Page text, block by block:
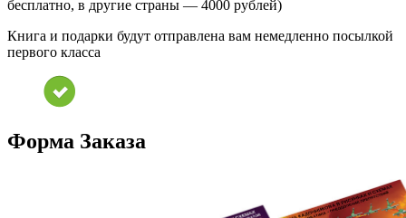
бесплатно, в другие страны — 4000 рублей)
Книга и подарки будут отправлена вам немедленно посылкой
первого класса
Форма Заказа